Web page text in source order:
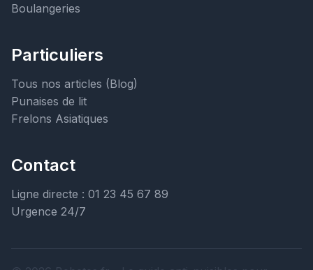
Boulangeries
Particuliers
Tous nos articles (Blog)
Punaises de lit
Frelons Asiatiques
Contact
Ligne directe : 01 23 45 67 89
Urgence 24/7